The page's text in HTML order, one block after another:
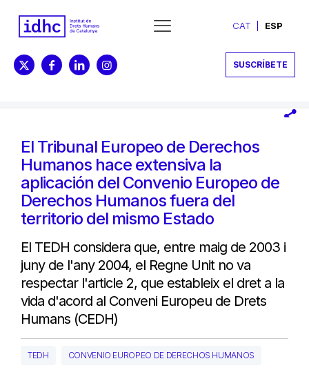
CAT ESP
SUSCRÍBETE
El Tribunal Europeo de Derechos
Humanos hace extensiva la
aplicación del Convenio Europeo de
Derechos Humanos fuera del
territorio del mismo Estado
El TEDH considera que, entre maig de 2003 i
juny de l'any 2004, el Regne Unit no va
respectar l'article 2, que estableix el dret a la
vida d'acord al Conveni Europeu de Drets
Humans (CEDH)
TEDH CONVENIO EUROPEO DE DERECHOS HUMANOS